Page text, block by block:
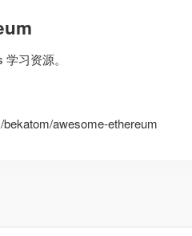
习资源。
awesome-ethereum